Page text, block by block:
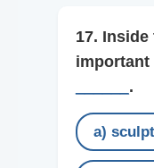
17.
important
.
a)